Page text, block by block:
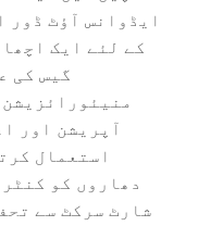
کے لئے ایک
آپریشن اور
استعمال
دھاروں کو
شارٹ سرکٹ سے